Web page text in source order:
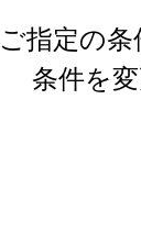
ご指定の
条件を